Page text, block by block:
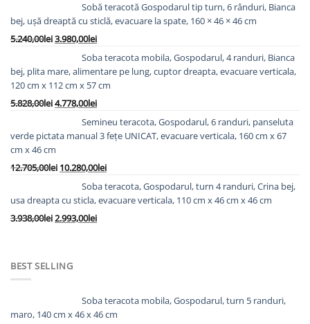
Sobă teracotă Gospodarul tip turn, 6 rânduri, Bianca
bej, ușă dreaptă cu sticlă, evacuare la spate, 160 × 46 × 46 cm
5.240,00leiPrețul
fost:
3.980,00leiPrețul
3.980,00lei.
Soba teracota mobila, Gospodarul, 4 randuri, Bianca
bej, plita mare, alimentare pe lung, cuptor dreapta, evacuare verticala,
120 cm x 112 cm x 57 cm
5.828,00leiPrețul
4.778,00leiPrețul
curent
este:
4.778,00lei.
Semineu teracota, Gospodarul, 6 randuri, panseluta
verde pictata manual 3 fețe UNICAT, evacuare verticala, 160 cm x 67
cm x 46 cm
12.705,00lei Prețul
12.705,00lei.
10.280,00leiPrețul
Soba teracota, Gospodarul, turn 4 randuri, Crina bej,
usa dreapta cu sticla, evacuare verticala, 110 cm x 46 cm x 46 cm
3.938,00leiPrețul
3.938,00lei.
2.993,00leiPrețul
BEST SELLING
Soba teracota mobila, Gospodarul, turn 5 randuri,
maro, 140 cm x 46 x 46 cm